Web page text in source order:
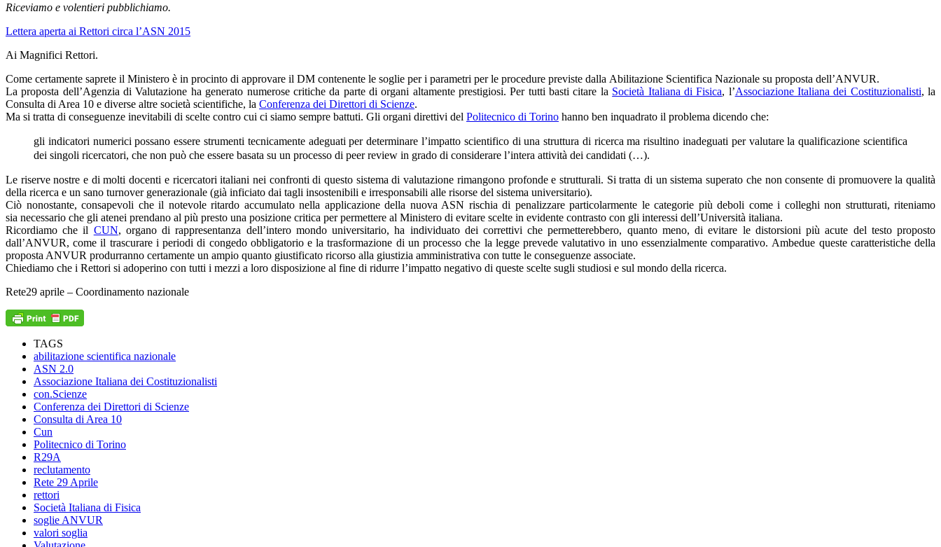
Riceviamo e volentieri pubblichiamo.
Lettera aperta ai Rettori circa l’ASN 2015
Ai Magnifici Rettori.
Come certamente saprete il Ministero è in procinto di approvare il DM contenente le soglie per i parametri per le procedure previste dalla Abilitazione Scientifica Nazionale su proposta dell’ANVUR.
La proposta dell’Agenzia di Valutazione ha generato numerose critiche da parte di organi altamente prestigiosi. Per tutti basti citare la Società Italiana di Fisica, l’Associazione Italiana dei Costituzionalisti, la
Consulta di Area 10 e diverse altre società scientifiche, la Conferenza dei Direttori di Scienze.
Ma si tratta di conseguenze inevitabili di scelte contro cui ci siamo sempre battuti. Gli organi direttivi del Politecnico di Torino hanno ben inquadrato il problema dicendo che:
gli indicatori numerici possano essere strumenti tecnicamente adeguati per determinare l’impatto scientifico di una struttura di ricerca ma risultino inadeguati per valutare la qualificazione scientifica
dei singoli ricercatori, che non può che essere basata su un processo di peer review in grado di considerare l’intera attività dei candidati (…).
Le riserve nostre e di molti docenti e ricercatori italiani nei confronti di questo sistema di valutazione rimangono profonde e strutturali. Si tratta di un sistema superato che non consente di promuovere la qualità
della ricerca e un sano turnover generazionale (già inficiato dai tagli insostenibili e irresponsabili alle risorse del sistema universitario).
Ciò nonostante, consapevoli che il notevole ritardo accumulato nella applicazione della nuova ASN rischia di penalizzare particolarmente le categorie più deboli come i colleghi non strutturati, riteniamo
sia necessario che gli atenei prendano al più presto una posizione critica per permettere al Ministero di evitare scelte in evidente contrasto con gli interessi dell’Università italiana.
Ricordiamo che il CUN, organo di rappresentanza dell’intero mondo universitario, ha individuato dei correttivi che permetterebbero, quanto meno, di evitare le distorsioni più acute del testo proposto
dall’ANVUR, come il trascurare i periodi di congedo obbligatorio e la trasformazione di un processo che la legge prevede valutativo in uno essenzialmente comparativo. Ambedue queste caratteristiche della
proposta ANVUR produrranno certamente un ampio quanto giustificato ricorso alla giustizia amministrativa con tutte le conseguenze associate.
Chiediamo che i Rettori si adoperino con tutti i mezzi a loro disposizione al fine di ridurre l’impatto negativo di queste scelte sugli studiosi e sul mondo della ricerca.
Rete29 aprile – Coordinamento nazionale
TAGS
abilitazione scientifica nazionale
ASN 2.0
Associazione Italiana dei Costituzionalisti
con.Scienze
Conferenza dei Direttori di Scienze
Consulta di Area 10
Cun
Politecnico di Torino
R29A
reclutamento
Rete 29 Aprile
rettori
Società Italiana di Fisica
soglie ANVUR
valori soglia